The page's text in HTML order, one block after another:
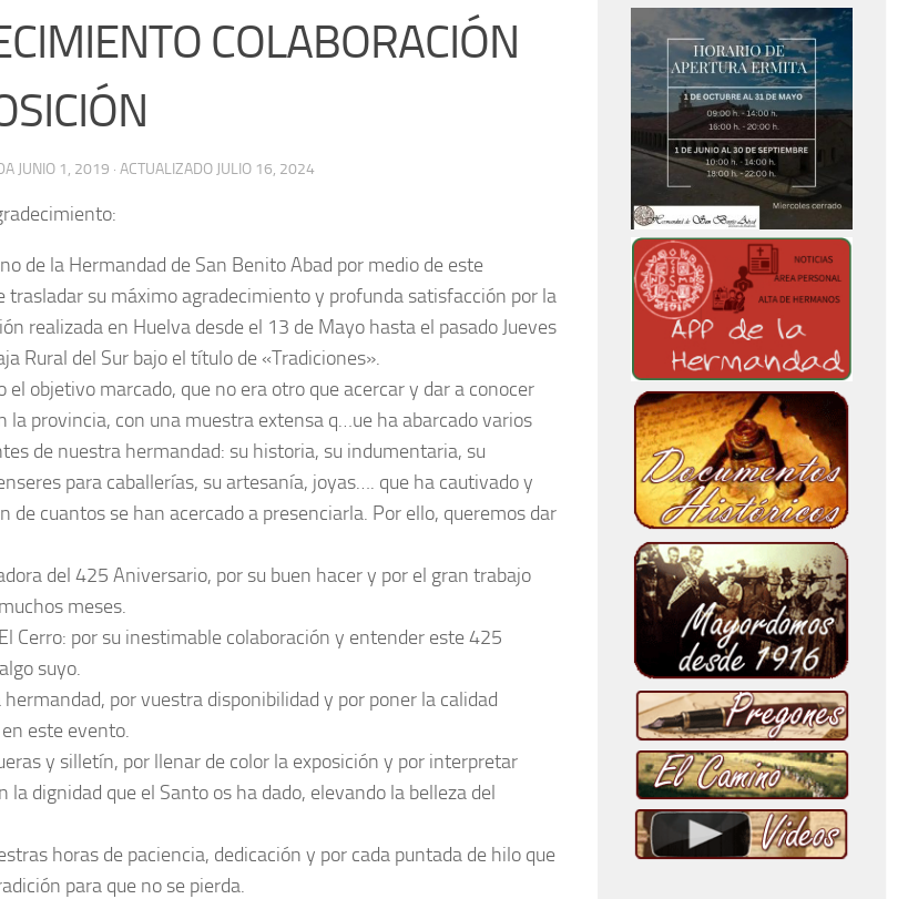
COLABORACIÓN
JUNIO 1, 2019 · ACTUALIZADO JULIO 16, 2024
de la Hermandad de San Benito Abad por medio de este
trasladar su máximo agradecimiento y profunda satisfacción por la
realizada en Huelva desde el 13 de Mayo hasta el pasado Jueves
Rural del Sur bajo el título de «Tradiciones».
el objetivo marcado, que no era otro que acercar y dar a conocer
la provincia, con una muestra extensa q…ue ha abarcado varios
de nuestra hermandad: su historia, su indumentaria, su
para caballerías, su artesanía, joyas…. que ha cautivado y
de cuantos se han acercado a presenciarla. Por ello, queremos dar
del 425 Aniversario, por su buen hacer y por el gran trabajo
meses.
Cerro: por su inestimable colaboración y entender este 425
suyo.
por vuestra disponibilidad y por poner la calidad
este evento.
y silletín, por llenar de color la exposición y por interpretar
la dignidad que el Santo os ha dado, elevando la belleza del
horas de paciencia, dedicación y por cada puntada de hilo que
para que no se pierda.